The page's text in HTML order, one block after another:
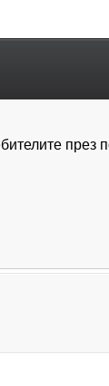
през